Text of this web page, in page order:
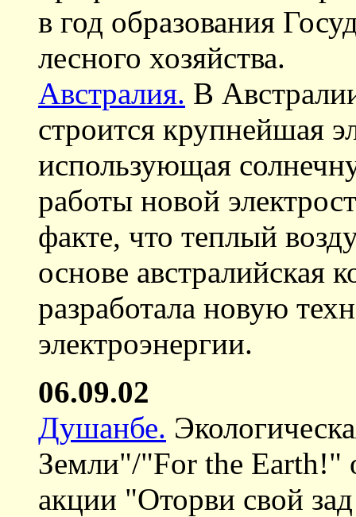
в год образования
лесного хозяйства.
Австралия. В
строится крупнейшая
использующая
работы новой
факте, что теплый
основе австралийская
разработала новую
электроэнергии.
06.09.02
Душанбе.
Земли"/"For the Earth!"
акции "Оторви свой